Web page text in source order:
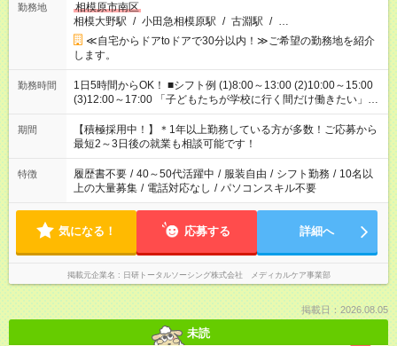
勤務地
相模原市南区
相模大野駅 / 小田急相模原駅 / 古淵駅 / …
≪自宅からドアtoドアで30分以内！≫ご希望の勤務地を紹介
します。
勤務時間
1日5時間からOK！ ■シフト例 (1)8:00～13:00 (2)10:00～15:00
(3)12:00～17:00 「子どもたちが学校に行く間だけ働きたい」
「余裕を持って夕飯の準備がしたい」 「午前中は働いて、午後
はプライベートの時間にしたい」 など、ご希望を教えてくださ
いね。 ※Wワーク希望の方へ 今ご覧のお仕事で希望する勤務時
間と、もう1つのお仕事の勤務時間。 合計で週40時間を超える
場合は応募できません。
期間
【積極採用中！】＊1年以上勤務している方が多数！ご応募から
最短2～3日後の就業も相談可能です！
特徴 履歴書不要 / 40～50代活躍中 / 服装自由 / シフト勤務 / 10名以
上の大量募集 / 電話対応なし / パソコンスキル不要
気になる！ 応募する 詳細へ
掲載元企業名 日研トータルソーシング株式会社 メディカルケア事業部
掲載日：2026.08.05
未読